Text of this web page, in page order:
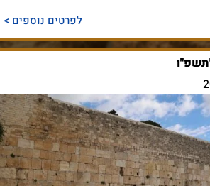
לפרטים נוספים >